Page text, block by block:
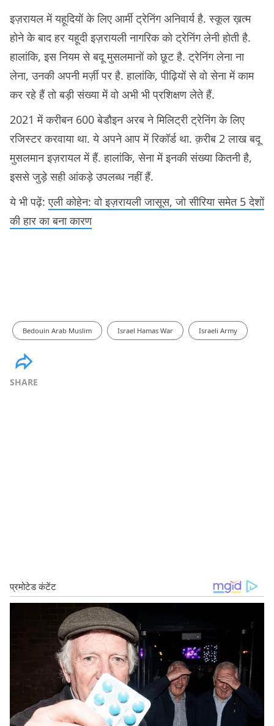
इज़रायल में यहूदियों के लिए आर्मी ट्रेनिंग अनिवार्य है. स्कूल ख़त्म
होने के बाद हर यहूदी इज़रायली नागरिक को ट्रेनिंग लेनी होती है.
हालांकि, इस नियम से बदू मुसलमानों को छूट है. ट्रेनिंग लेना ना
लेना, उनकी अपनी मर्ज़ी पर है. हालांकि, पीढ़ियों से वो सेना में काम
कर रहे हैं तो बड़ी संख्या में वो अभी भी प्रशिक्षण लेते हैं.
2021 में करीबन 600 बेडौइन अरब ने मिलिट्री ट्रेनिंग के लिए
रजिस्टर करवाया था. ये अपने आप में रिकॉर्ड था. क़रीब 2 लाख बदू
मुसलमान इज़रायल में हैं. हालांकि, सेना में इनकी संख्या कितनी है,
इससे जुड़े सही आंकड़े उपलब्ध नहीं हैं.
ये भी पढ़ें:एली कोहेन: वो इज़रायली जासूस, जो सीरिया समेत 5 देशों
की हार का बना कारण
Bedouin Arab Muslim Israel Hamas War Israeli Army
SHARE